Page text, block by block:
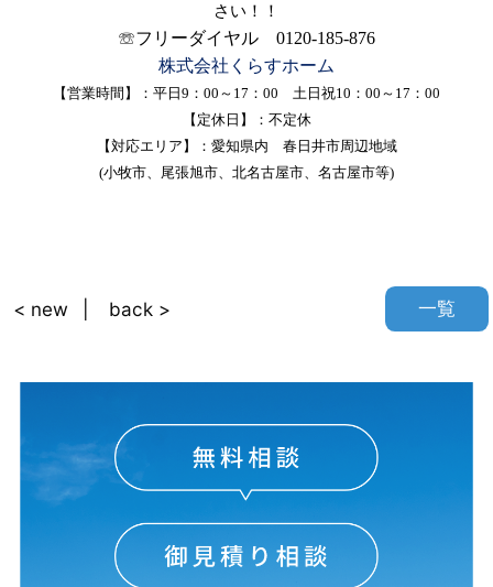
さい！！
☏フリーダイヤル 0120-185-876
株式会社くらすホーム
【営業時間】：平日9：00～17：00 土日祝10：00～17：00
【定休日】：不定休
【対応エリア】：愛知県内 春日井市周辺地域
(小牧市、尾張旭市、北名古屋市、名古屋市等)
一覧
< new back >